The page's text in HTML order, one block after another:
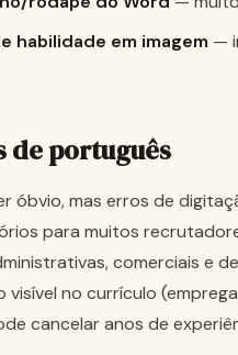
habilidade em imagem —
de português
óbvio, mas erros de
para muitos
comerciais e
visível no currículo
cancelar anos de